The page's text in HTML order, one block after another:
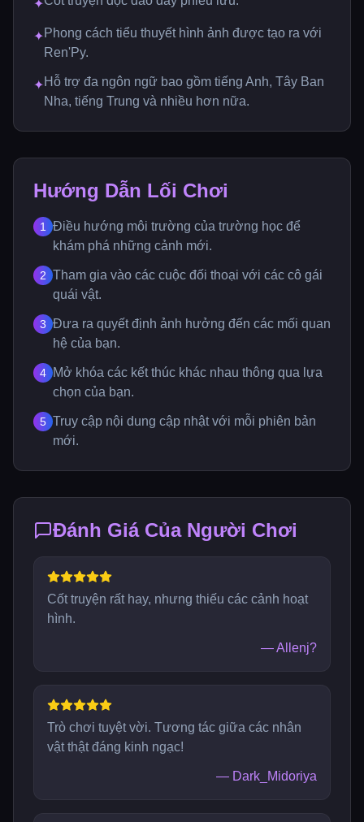
✦
✦Phong cách tiểu thuyết hình ảnh được tạo ra với
Ren'Py.
✦Hỗ trợ đa ngôn ngữ bao gồm tiếng Anh, Tây Ban
Nha, tiếng Trung và nhiều hơn nữa.
Hướng Dẫn Lối Chơi
1
Điều hướng môi trường của trường học để
khám phá những cảnh mới.
2 Tham gia vào các cuộc đối thoại với các cô gái
quái vật.
3 Đưa ra quyết định ảnh hưởng đến các mối quan
hệ của bạn.
4
Mở khóa các kết thúc khác nhau thông qua lựa
chọn của bạn.
5 Truy cập nội dung cập nhật với mỗi phiên bản
mới.
Đánh Giá Của Người Chơi
Cốt truyện rất hay, nhưng thiếu các cảnh hoạt
hình.
—Allenj?
Trò chơi tuyệt vời. Tương tác giữa các nhân
vật thật đáng kinh ngạc!
— Dark_Midoriya